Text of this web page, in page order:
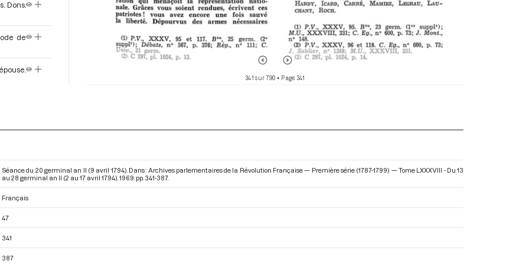
Dons.
de
à
le
341 sur 790 • Page 341
Séance du 20 germinal an II (9 avril 1794). Dans : Archives parlementaires de la Révolution Française — Première série (1787-1799) — Tome LXXXVIII - Du 13
au 28 germinal an II (2 au 17 avril 1794) . 1969. pp. 341-387.
Français
47
341
387